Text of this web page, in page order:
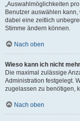
„Auswahlmöglichkeiten
Benutzer auswählen
dabei eine zeitlich
Stimme ändern können.
Nach oben
Wieso kann ich nicht
Die maximal zulässige
Administration festgelegt.
zugelassen zu benötigen,
Nach oben